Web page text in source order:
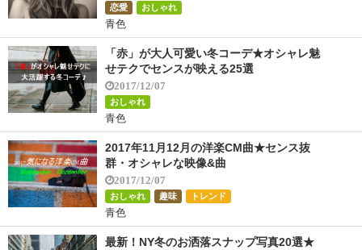
恋愛 おしゃれ
青色
「赤」が大人可愛い冬コーデ★オシャレ魅
せテクでセンスが映える25選
2017/12/07
おしゃれ
青色
2017年11月12月の洋楽CM曲★センス抜
群・オシャレな映像&曲
2017/12/07
おしゃれ 趣味 トレンド
青色
最新！NY冬のお洒落スナップ写真20選★